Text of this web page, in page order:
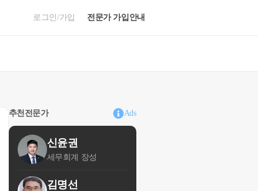
로그인/가입 전문가 가입안내
추천전문가 Ads
신윤권
세무회계 장성
김명선